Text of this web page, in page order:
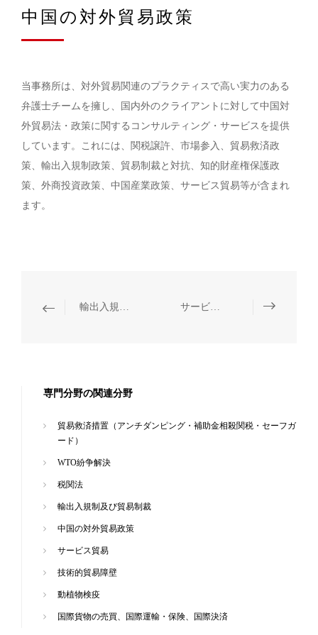
中国の対外貿易政策
当事務所は、対外貿易関連のプラクティスで高い実力のある
弁護士チームを擁し、国内外のクライアントに対して中国対
外貿易法・政策に関するコンサルティング・サービスを提供
しています。これには、関税譲許、市場参入、貿易救済政
策、輸出入規制政策、貿易制裁と対抗、知的財産権保護政
策、外商投資政策、中国産業政策、サービス貿易等が含まれ
ます。
輸出入規制及び貿易制裁 サービス貿易
専門分野の関連分野
貿易救済措置（アンチダンピング・補助金相殺関税・セーフガ
ード）
WTO紛争解決
税関法
輸出入規制及び貿易制裁
中国の対外貿易政策
サービス貿易
技術的貿易障壁
動植物検疫
国際貨物の売買、国際運輸・保険、国際決済